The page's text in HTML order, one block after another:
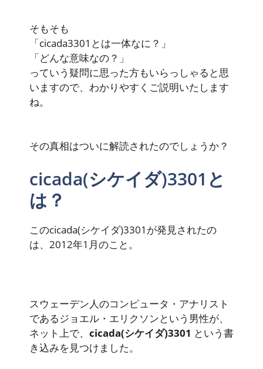
そもそも
「cicada3301とは一体なに？」
「どんな意味なの？」
っていう疑問に思った方もいらっしゃると思
いますので、わかりやすくご説明いたします
ね。
その真相はついに解読されたのでしょうか？
cicada(シケイダ)3301と
は？
このcicada(シケイダ)3301が発見されたの
は、2012年1月のこと。
スウェーデン人のコンピュータ・アナリスト
であるジョエル・エリクソンという男性が、
ネット上で、 cicada(シケイダ)3301 という書
き込みを見つけました。